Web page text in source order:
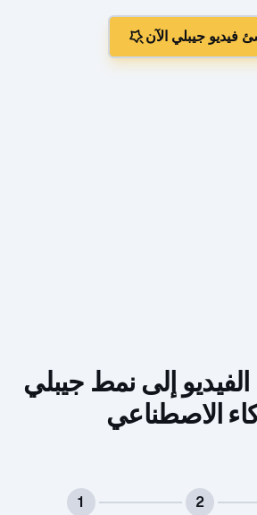
فيديو جيبلي الآن
إلى نمط جيبلي
الاصطناعي
1 2